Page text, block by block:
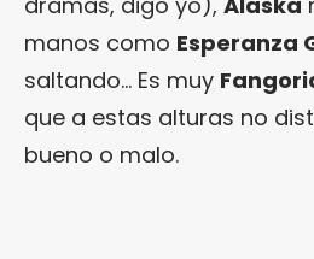
manos como Esperanza
saltando… Es muy
que a estas alturas no
bueno o malo.